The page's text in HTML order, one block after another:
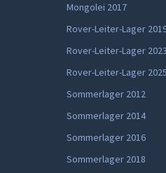
Mongolei 2017
Rover-Leiter-Lager
Rover-Leiter-Lager 2023
Rover-Leiter-Lager 2025
Sommerlager 2012
Sommerlager 2014
Sommerlager 2016
Sommerlager 2018